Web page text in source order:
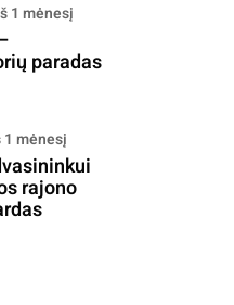
1 mėnesį
paradas
1 mėnesį
rajono